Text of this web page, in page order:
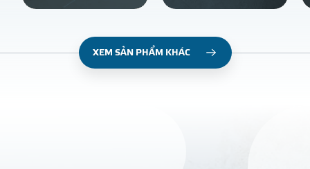
XEM SẢN PHẨM KHÁC